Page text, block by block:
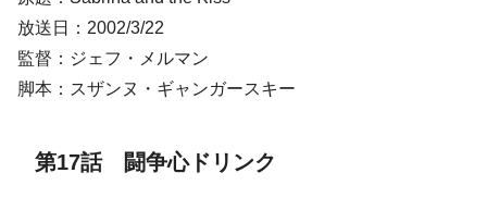
放送日：2002/3/22
監督：ジェフ・メルマン
脚本：スザンヌ・ギャンガースキー
第17話 闘争心ドリンク